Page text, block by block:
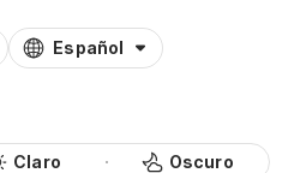
Español
Claro Oscuro